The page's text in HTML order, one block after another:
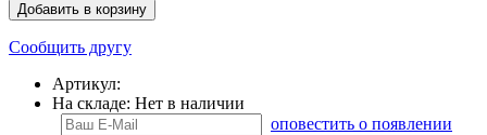
Добавить в корзину
Сообщить другу
Артикул:
На складе: Нет в наличии
оповестить о появлении